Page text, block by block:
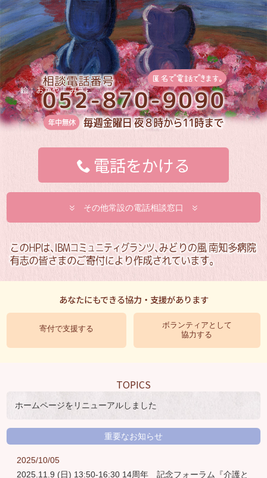
電話をかける
その他常設の電話相談窓口
あなたにもできる協力・支援があります
寄付で支援する
ボランティアとして
協力する
TOPICS
ホームページをリニューアルしました
重要なお知らせ
2025/10/05
2025.11.9 (日) 13:50-16:30 14周年 記念フォーラム『介護と